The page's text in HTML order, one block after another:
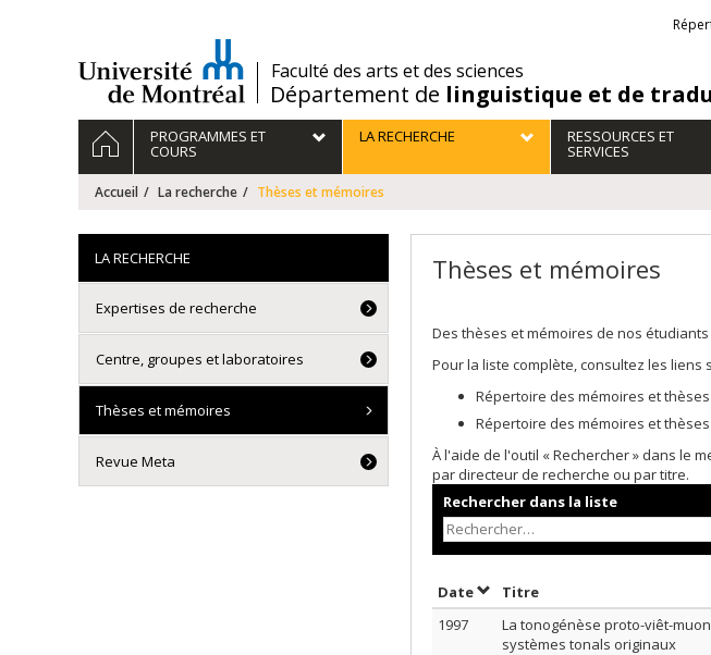
/Faculté des arts et des sciences
Département de linguistique et de
Navigation
principale
ACCUEILPROGRAMMES ET
COURS
LA RECHERCHE RESSOURCES ET
SERVICES
Accueil La recherche Thèses et mémoires
Thèses et mémoires
Des thèses et mémoires de nos
Pour la liste complète, consultez les liens
Répertoire des mémoires et
Répertoire des mémoires et
À l'aide de l'outil « Rechercher » dans le
par directeur de recherche ou par titre.
Rechercher dans la liste
DateTrier par date en ordre
Titre
1997
La tonogénèse proto-viêt-
systèmes tonals originaux
LA RECHERCHE
Expertises de recherche
Centre, groupes et laboratoires
Thèses et mémoires
Revue Meta